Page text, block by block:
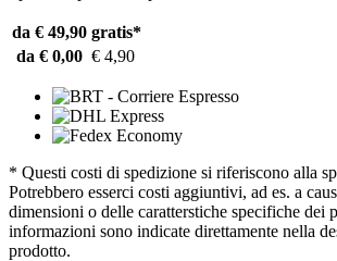
da € 49,90 gratis*
da € 0,00 € 4,90
* Questi costi di spedizione si riferiscono alla
Potrebbero esserci costi aggiuntivi, ad es. a
dimensioni o delle caratterstiche specifiche dei
informazioni sono indicate direttamente nella
prodotto.